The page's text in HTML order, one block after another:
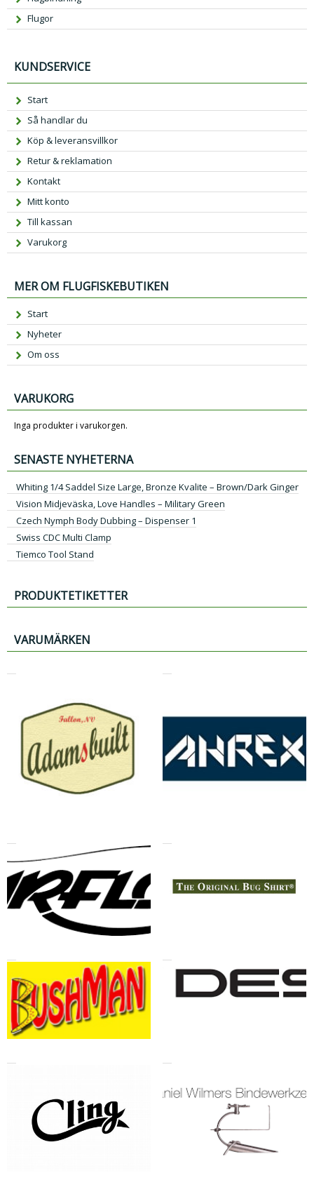
Flugor
KUNDSERVICE
Start
Så handlar du
Köp & leveransvillkor
Retur & reklamation
Kontakt
Mitt konto
Till kassan
Varukorg
MER OM FLUGFISKEBUTIKEN
Start
Nyheter
Om oss
VARUKORG
Inga produkter i varukorgen.
SENASTE NYHETERNA
Whiting 1/4 Saddel Size Large, Bronze Kvalite – Brown/Dark Ginger
Vision Midjeväska, Love Handles – Military Green
Czech Nymph Body Dubbing – Dispenser 1
Swiss CDC Multi Clamp
Tiemco Tool Stand
PRODUKTETIKETTER
VARUMÄRKEN